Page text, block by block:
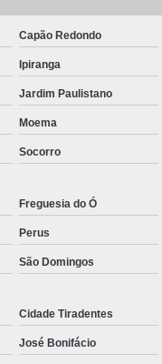
de
de Arraste
Correntes para
de Arraste
Correntes
de Corrente de Rolo
de Rolo com
Corrente de Rolo
Corrente de Rolo
Capão Redondo
Ipiranga
Jardim Paulistano
Moema
Socorro
Freguesia do Ó
Perus
São Domingos
Cidade Tiradentes
José Bonifácio